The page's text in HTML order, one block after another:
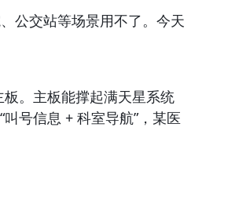
公交站等场景用不了。今天
。主板能撑起满天星系统
号信息 + 科室导航”，某医